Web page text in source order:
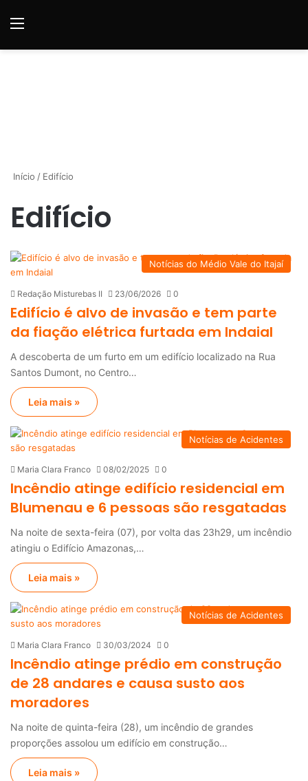
Início / Edifício
Edifício
Notícias do Médio Vale do Itajaí
Redação Misturebas II 23/06/2026 0
Edifício é alvo de invasão e tem parte
da fiação elétrica furtada em Indaial
A descoberta de um furto em um edifício localizado na Rua
Santos Dumont, no Centro…
Leia mais »
Notícias de Acidentes
Maria Clara Franco 08/02/2025 0
Incêndio atinge edifício residencial em
Blumenau e 6 pessoas são resgatadas
Na noite de sexta-feira (07), por volta das 23h29, um incêndio
atingiu o Edifício Amazonas,…
Leia mais »
Notícias de Acidentes
Maria Clara Franco 30/03/2024 0
Incêndio atinge prédio em construção
de 28 andares e causa susto aos
moradores
Na noite de quinta-feira (28), um incêndio de grandes
proporções assolou um edifício em construção…
Leia mais »